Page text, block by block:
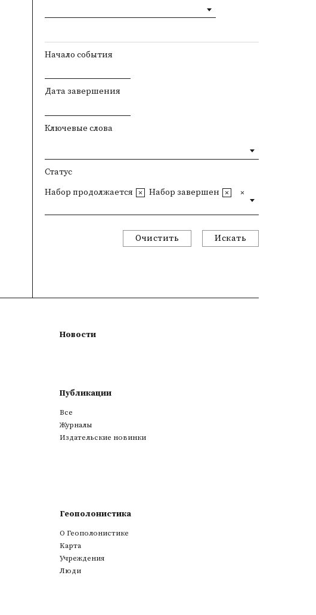
Начало события
Дата завершения
Ключевые слова
Статус
Набор продолжается Набор завершен
Очистить Искать
Новости
Публикации
Все
Журналы
Издательские новинки
Геополонистика
О Геополонистике
Kарта
Учреждения
Люди